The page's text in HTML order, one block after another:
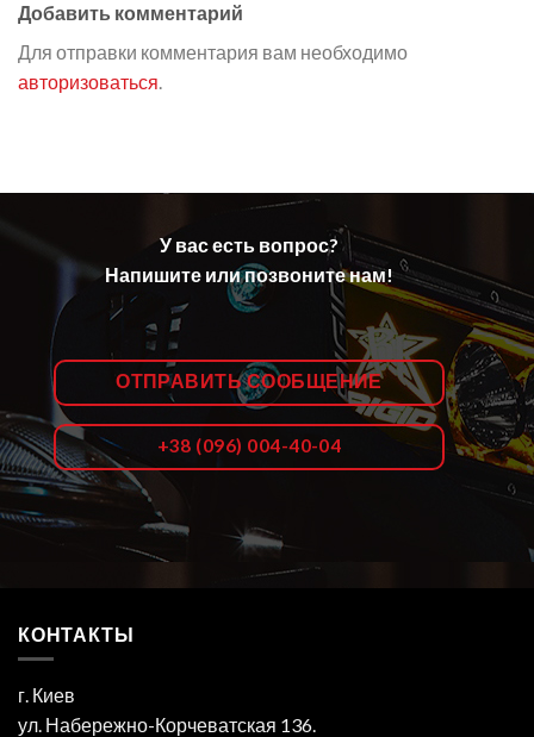
Добавить комментарий
Для отправки комментария вам необходимо
авторизоваться.
У вас есть вопрос?
Напишите или позвоните нам!
ОТПРАВИТЬ СООБЩЕНИЕ
+38 (096) 004-40-04
КОНТАКТЫ
г. Киев
ул. Набережно-Корчеватская 136.